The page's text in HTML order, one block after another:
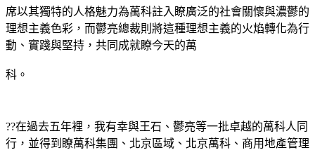
席以其獨特的人格魅力為萬科註入瞭廣泛的社會關懷與濃鬱的
理想主義色彩，而鬱亮總裁則將這種理想主義的火焰轉化為行
動、實踐與堅持，共同成就瞭今天的萬
科。
??在過去五年裡，我有幸與王石、鬱亮等一批卓越的萬科人同
行，並得到瞭萬科集團、北京區域、北京萬科、商用地產管理